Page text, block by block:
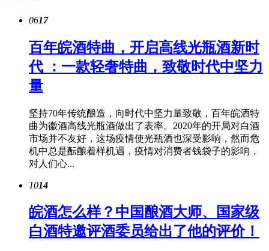
0617
百年皖酒特曲，开启高线光瓶酒新时
代 ：一款轻奢特曲，致敬时代中坚力
量
坚持70年传统酿造，向时代中坚力量致敬，百年皖酒特
曲为徽酒高线光瓶酒做出了表率。2020年的开局对白酒
市场并不友好，这场疫情使光瓶酒也深受影响，然而危
机中总是酝酿着样机遇，疫情对消费者钱袋子的影响，
对人们心...
1014
皖酒怎么样？中国酿酒大师、国家级
白酒特邀评酒委员给出了他的评价！